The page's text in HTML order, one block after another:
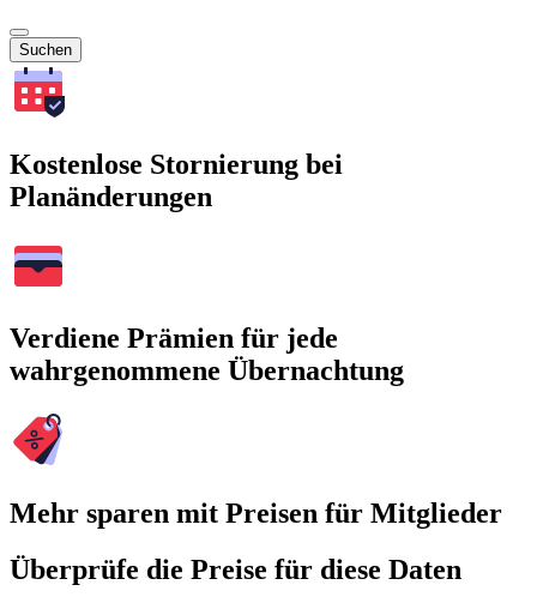
Suchen
Kostenlose Stornierung bei
Planänderungen
Verdiene Prämien für jede
wahrgenommene Übernachtung
Mehr sparen mit Preisen für Mitglieder
Überprüfe die Preise für diese Daten